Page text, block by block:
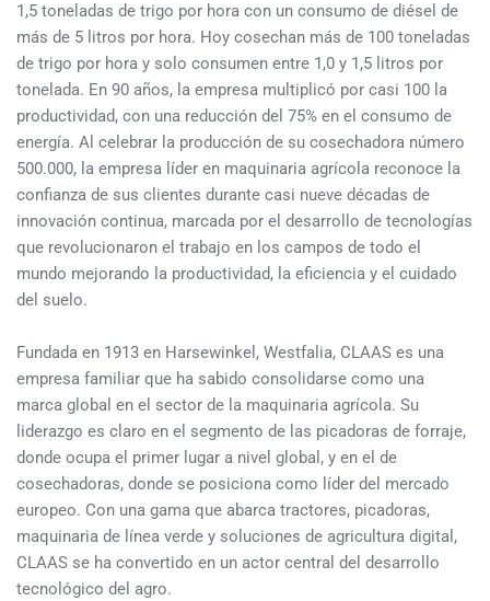
1,5 toneladas de trigo por hora con un consumo de diésel de
más de 5 litros por hora. Hoy cosechan más de 100 toneladas
de trigo por hora y solo consumen entre 1,0 y 1,5 litros por
tonelada. En 90 años, la empresa multiplicó por casi 100 la
productividad, con una reducción del 75% en el consumo de
energía. Al celebrar la producción de su cosechadora número
500.000, la empresa líder en maquinaria agrícola reconoce la
confianza de sus clientes durante casi nueve décadas de
innovación continua, marcada por el desarrollo de tecnologías
que revolucionaron el trabajo en los campos de todo el
mundo mejorando la productividad, la eficiencia y el cuidado
del suelo.
Fundada en 1913 en Harsewinkel, Westfalia, CLAAS es una
empresa familiar que ha sabido consolidarse como una
marca global en el sector de la maquinaria agrícola. Su
liderazgo es claro en el segmento de las picadoras de forraje,
donde ocupa el primer lugar a nivel global, y en el de
cosechadoras, donde se posiciona como líder del mercado
europeo. Con una gama que abarca tractores, picadoras,
maquinaria de línea verde y soluciones de agricultura digital,
CLAAS se ha convertido en un actor central del desarrollo
tecnológico del agro.